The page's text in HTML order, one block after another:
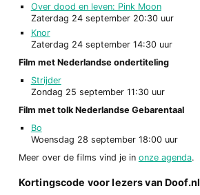
Over dood en leven: Pink Moon
Zaterdag 24 september 20:30 uur
Knor
Zaterdag 24 september 14:30 uur
Film met Nederlandse ondertiteling
Strijder
Zondag 25 september 11:30 uur
Film met tolk Nederlandse Gebarentaal
Bo
Woensdag 28 september 18:00 uur
Meer over de films vind je in onze agenda.
Kortingscode voor lezers van Doof.nl